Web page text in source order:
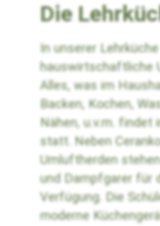
Die
In unserer
hauswirtschaftliche
Alles, was im
Backen, Kochen,
Nähen, u.v.m. findet
statt. Neben
Umluftherden
und Dampfgarer für
Verfügung. Die
moderne